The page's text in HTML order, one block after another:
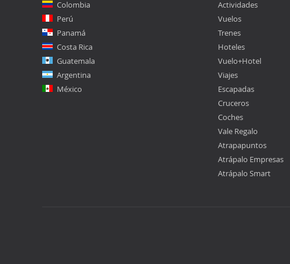
Colombia
Perú
Panamá
Costa Rica
Guatemala
Argentina
México
Actividades
Vuelos
Trenes
Hoteles
Vuelo+Hotel
Viajes
Escapadas
Cruceros
Coches
Vale Regalo
Atrapapuntos
Atrápalo Empresas
Atrápalo Smart